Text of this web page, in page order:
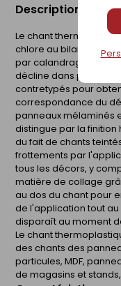
Description du
Le chant
chlore au bilan
par calandrage pour
décline dans
contretypés pour
correspondance du
panneaux mélaminés
distingue par la
du fait de chants
frottements par
tous les décors, y
matière de collage
au dos du chant pour
de l'application tout
disparaît au moment
Le chant
des chants des
particules, MDF,
de magasins et